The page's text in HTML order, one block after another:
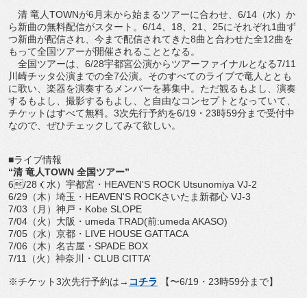
清 竜人TOWNが6月末から始まるツアーに合わせ、6/14（水）か
ら新曲の無料配信がスタート。6/14、18、21、25にそれぞれ1曲ず
つ新曲が配信され、今まで配信されてきた8曲と合わせた全12曲を
もって全国ツアーが開催されることとなる。
全国ツアーは、6/28宇都宮公演からツアーファイナルとなる7/11
川崎チッタ公演までの全7公演。そのすべてのライブで竜人ととも
に歌い、楽器を演奏するメンバーを募集中。ただ観るもよし、演奏
するもよし、撮影するもよし、と自由なコンセプトとなっていて、
チケットはすべて無料。3次先行予約を6/19・23時59分まで受付中
なので、ぜひチェックしてみて欲しい。
■ライブ情報
“清 竜人TOWN 全国ツアー”
6/28（水）宇都宮・HEAVEN'S ROCK Utsunomiya VJ-2
6/29（木）埼玉・HEAVEN'S ROCKさいたま新都心 VJ-3
7/03（月）神戸・Kobe SLOPE
7/04（火）大阪・umeda TRAD(前:umeda AKASO)
7/05（水）京都・LIVE HOUSE GATTACA
7/06（木）名古屋・SPADE BOX
7/11（火）神奈川・CLUB CITTA’
※チケット3次先行予約は→ コチラ 【〜6/19・23時59分まで】